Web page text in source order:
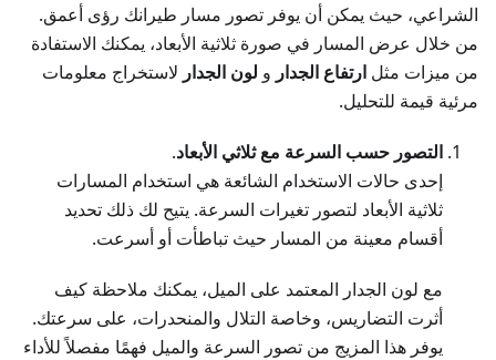
الشراعي، حيث يمكن أن يوفر تصور مسار طيرانك رؤى أعمق.
من خلال عرض المسار في صورة ثلاثية الأبعاد، يمكنك الاستفادة
من ميزات مثل ارتفاع الجدار و لون الجدار لاستخراج معلومات
مرئية قيمة للتحليل.
التصور حسب السرعة مع ثلاثي الأبعاد.
إحدى حالات الاستخدام الشائعة هي استخدام المسارات
ثلاثية الأبعاد لتصور تغيرات السرعة. يتيح لك ذلك تحديد
أقسام معينة من المسار حيث تباطأت أو أسرعت.
مع لون الجدار المعتمد على الميل، يمكنك ملاحظة كيف
أثرت التضاريس، وخاصة التلال والمنحدرات، على سرعتك.
يوفر هذا المزيج من تصور السرعة والميل فهمًا مفصلاً للأداء